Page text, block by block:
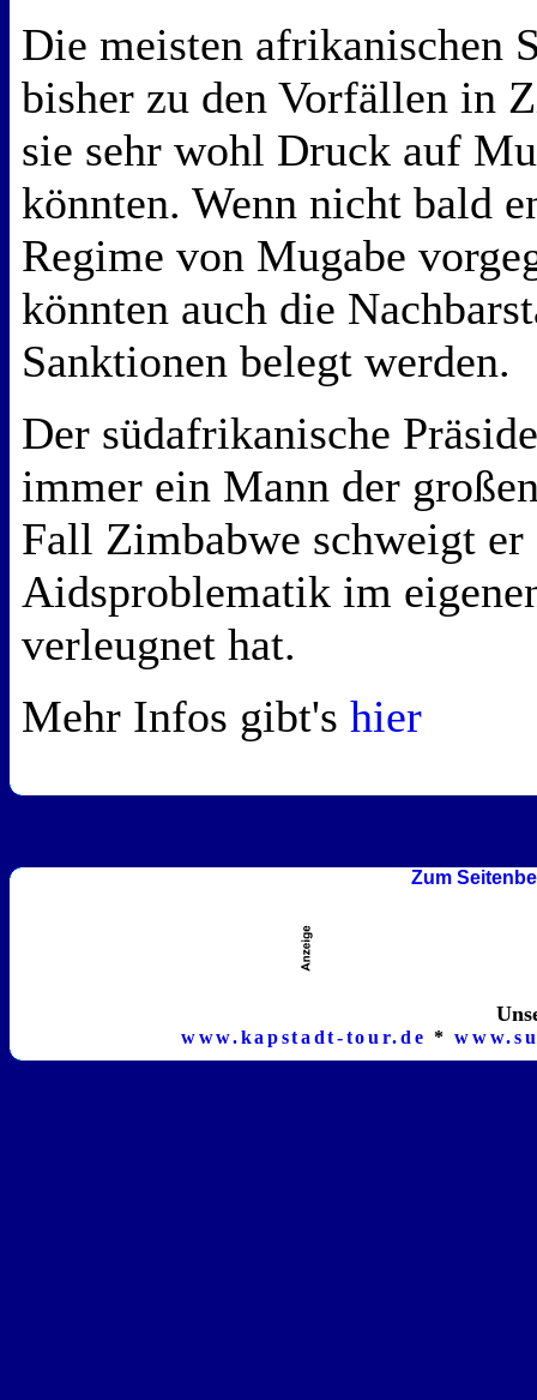
Die meisten afrikanischen
bisher zu den Vorfällen in
sie sehr wohl Druck auf
könnten. Wenn nicht bald
Regime von Mugabe
könnten auch die
Sanktionen belegt werden.
Der südafrikanische
immer ein Mann der
Fall Zimbabwe schweigt er
Aidsproblematik im
verleugnet hat.
Mehr Infos gibt's hier
Zum
www.kapstadt-tour.de *